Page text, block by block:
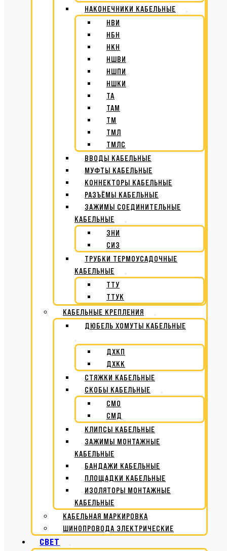
НАКОНЕЧНИКИ КАБЕЛЬНЫЕ
НВИ
НБН
НКН
НШВИ
НШПИ
НШКИ
ТА
ТАМ
ТМ
ТМЛ
ТМЛС
ВВОДЫ КАБЕЛЬНЫЕ
МУФТЫ КАБЕЛЬНЫЕ
КОННЕКТОРЫ КАБЕЛЬНЫЕ
РАЗЪЁМЫ КАБЕЛЬНЫЕ
ЗАЖИМЫ СОЕДИНИТЕЛЬНЫЕ
КАБЕЛЬНЫЕ
ЗНИ
СИЗ
ТРУБКИ ТЕРМОУСАДОЧНЫЕ
КАБЕЛЬНЫЕ
ТТУ
ТТУК
КАБЕЛЬНЫЕ КРЕПЛЕНИЯ
ДЮБЕЛЬ ХОМУТЫ КАБЕЛЬНЫЕ
ДХКП
ДХКК
СТЯЖКИ КАБЕЛЬНЫЕ
СКОБЫ КАБЕЛЬНЫЕ
СМО
СМД
КЛИПСЫ КАБЕЛЬНЫЕ
ЗАЖИМЫ МОНТАЖНЫЕ
КАБЕЛЬНЫЕ
БАНДАЖИ КАБЕЛЬНЫЕ
ПЛОЩАДКИ КАБЕЛЬНЫЕ
ИЗОЛЯТОРЫ МОНТАЖНЫЕ
КАБЕЛЬНЫЕ
КАБЕЛЬНАЯ МАРКИРОВКА
ШИНОПРОВОДА ЭЛЕКТРИЧЕСКИЕ
СВЕТ